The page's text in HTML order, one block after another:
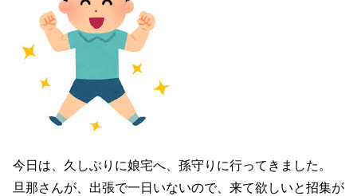
今日は、久しぶりに娘宅へ、孫守りに行ってきました。
旦那さんが、出張で一日いないので、来て欲しいと招集が